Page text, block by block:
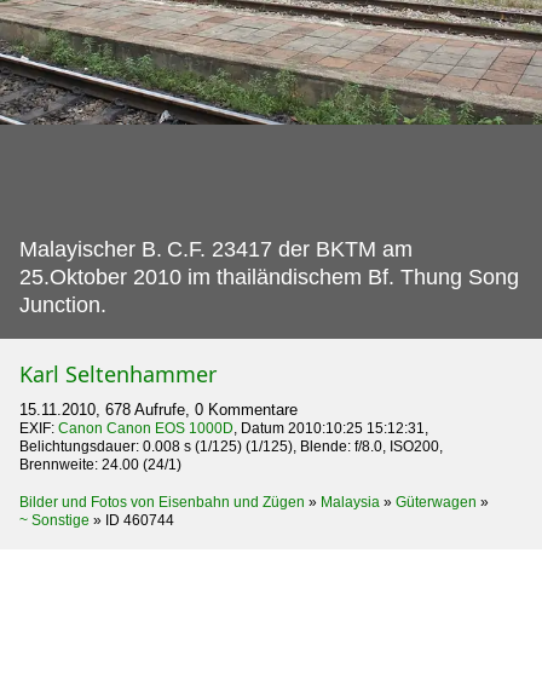
Malayischer B. C.F. 23417 der BKTM am
25.Oktober 2010 im thailändischem Bf. Thung Song
Junction.
Karl Seltenhammer
15.11.2010, 678 Aufrufe, 0 Kommentare
EXIF: Canon Canon EOS 1000D , Datum 2010:10:25 15:12:31,
Belichtungsdauer: 0.008 s (1/125) (1/125), Blende: f/8.0, ISO200,
Brennweite: 24.00 (24/1)
Bilder und Fotos von Eisenbahn und Zügen » Malaysia » Güterwagen »
~ Sonstige » ID 460744